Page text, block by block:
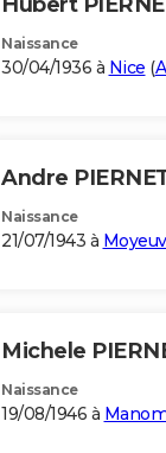
Naissance
30/04/1936 à Nice (
Andre
Naissance
21/07/1943 à
Michele
Naissance
19/08/1946 à